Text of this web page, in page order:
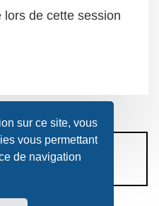
sur ce site, vous
vous permettant
de navigation
de cette session
VIE PRIVÉE